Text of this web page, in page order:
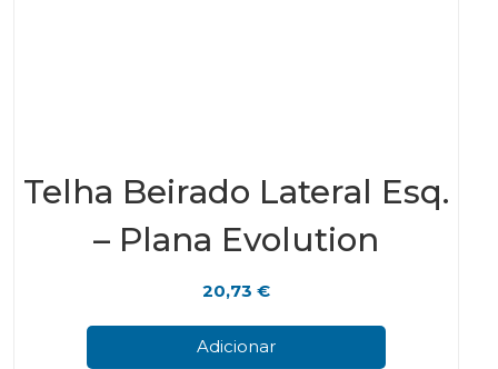
Telha Beirado Lateral Esq.
– Plana Evolution
20,73€
Adicionar